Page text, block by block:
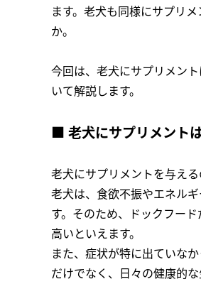
ます。老犬も同様にサプリ
か。
今回は、老犬にサプリメン
いて解説します。
■ 老犬にサプリメント
老犬にサプリメントを与え
老犬は、食欲不振やエネル
す。そのため、ドックフー
高いといえます。
また、症状が特に出ていな
だけでなく、日々の健康的